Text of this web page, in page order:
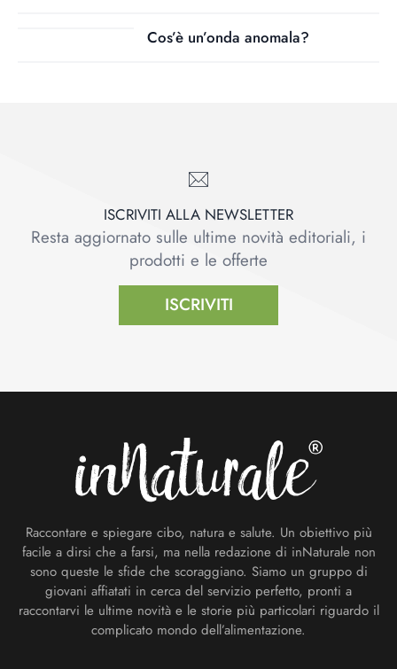
Cos’è un’onda anomala?
ISCRIVITI ALLA NEWSLETTER
Resta aggiornato sulle ultime novità editoriali, i
prodotti e le offerte
ISCRIVITI
Raccontare e spiegare cibo, natura e salute. Un obiettivo più
facile a dirsi che a farsi, ma nella redazione di inNaturale non
sono queste le sfide che scoraggiano. Siamo un gruppo di
giovani affiatati in cerca del servizio perfetto, pronti a
raccontarvi le ultime novità e le storie più particolari riguardo il
complicato mondo dell’alimentazione.